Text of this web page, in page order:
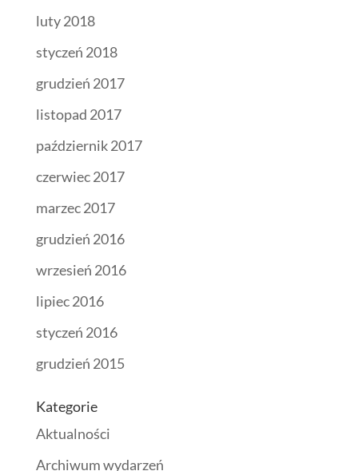
luty 2018
styczeń 2018
grudzień 2017
listopad 2017
październik 2017
czerwiec 2017
marzec 2017
grudzień 2016
wrzesień 2016
lipiec 2016
styczeń 2016
grudzień 2015
Kategorie
Aktualności
Archiwum wydarzeń